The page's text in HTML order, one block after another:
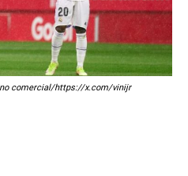
comercial/https://x.com/vinijr